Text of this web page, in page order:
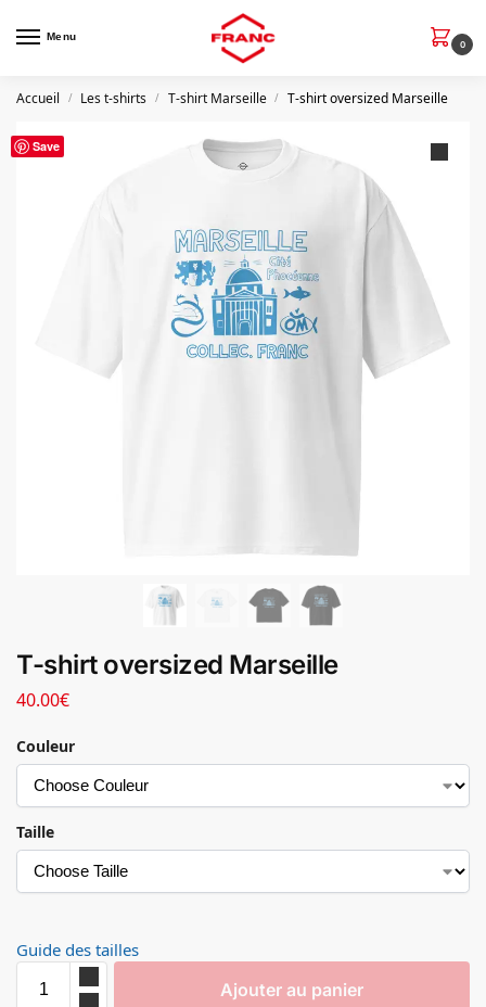
Menu
0
Accueil / Les t-shirts / T-shirt Marseille / T-shirt oversized Marseille
Save
T-shirt oversized Marseille
40.00€
Couleur
Taille
Guide des tailles
Ajouter au panier